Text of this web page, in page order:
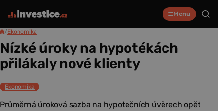
Menu
/Ekonomika
Nízké úroky na hypotékách
přilákaly nové klienty
Ekonomika
Průměrná úroková sazba na hypotečních úvěrech opět